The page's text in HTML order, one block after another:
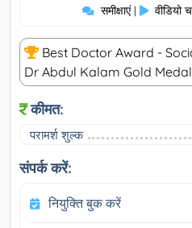
समीक्षाएं | वीडियो
Best Doctor Award -
Dr Abdul Kalam Gold
कीमत:
परामर्श शुल्क
संपर्क करें:
नियुक्ति बुक करें